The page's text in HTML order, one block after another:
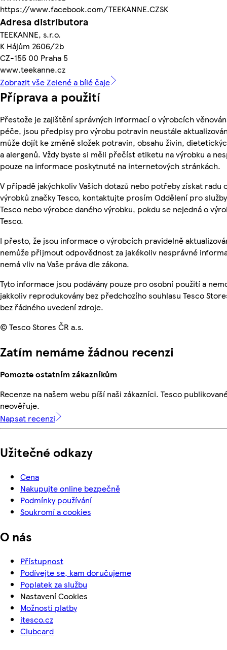
https://www.facebook.com/TEEKANNE.CZSK
Adresa distributora
TEEKANNE, s.r.o.
K Hájům 2606/2b
CZ-155 00 Praha 5
www.teekanne.cz
Zobrazit vše Zelené a bílé čaje
Příprava a použití
Přestože je zajištění správných informací o výrobcích
péče, jsou předpisy pro výrobu potravin neustále
může dojít ke změně složek potravin, obsahu živin,
a alergenů. Vždy byste si měli přečíst etiketu na výrobku a
pouze na informace poskytnuté na internetových stránkách.
V případě jakýchkoliv Vašich dotazů nebo potřeby získat radu
výrobků značky Tesco, kontaktujte prosím Oddělení pro
Tesco nebo výrobce daného výrobku, pokdu se nejedná o
Tesco.
I přesto, že jsou informace o výrobcích pravidelně
nemůže přijmout odpovědnost za jakékoliv nesprávné
nemá vliv na Vaše práva dle zákona.
Tyto informace jsou podávány pouze pro osobní použití a
jakkoliv reprodukovány bez předchozího souhlasu Tesco
bez řádného uvedení zdroje.
© Tesco Stores ČR a.s.
Zatím nemáme žádnou recenzi
Pomozte ostatním zákazníkům
Recenze na našem webu píší naši zákazníci. Tesco
neověřuje.
Napsat recenzi
Užitečné odkazy
Cena
Nakupujte online bezpečně
Podmínky používání
Soukromí a cookies
O nás
Přístupnost
Podívejte se, kam doručujeme
Poplatek za službu
Nastavení Cookies
Možnosti platby
itesco.cz
Clubcard